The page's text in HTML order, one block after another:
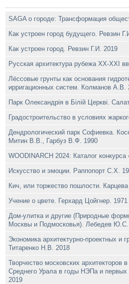
SAGA о городе: Трансформация
Как устроен город будущего. Ревзин
Как устроен город. Ревзин Г.И. 2019
Русская архитектура рубежа ХХ-XXI
Лёссовые грунты как основания
ирригационных систем. Колманов A.B.
Парк Олександрiя в Бiлiй Церквi.
Градостроительство в условиях
Дендрологический парк Софиевка.
Митин В.В., Гарбуз В.Ф. 1990
WOODINARCH 2024: Каталог
Искусство и эмоции. Раппопорт С.Х.
Кич, или торжество пошлости.
Учение о цвете. Герхард Цойгнер. 1971
Дом-улитка и другие (Природные
Москвы и Подмосковья). Лебедев Ю.С.
Экономика архитектурно-проектных и
Титаренко Н.В. 2018
Творчество московских архитекторов
Среднего Урала в годы НЭПа и первых
2019